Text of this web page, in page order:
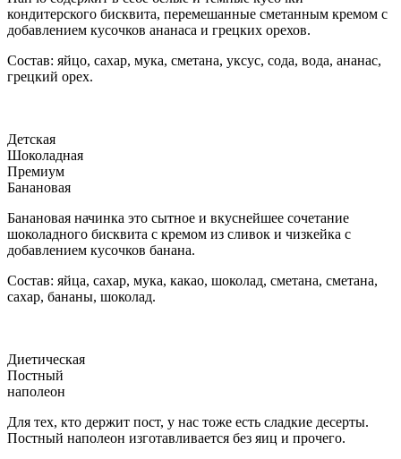
кондитерского бисквита, перемешанные сметанным кремом с
добавлением кусочков ананаса и грецких орехов.
Состав: яйцо, сахар, мука, сметана, уксус, сода, вода, ананас,
грецкий орех.
Детская
Шоколадная
Премиум
Банановая
Банановая начинка это сытное и вкуснейшее сочетание
шоколадного бисквита с кремом из сливок и чизкейка с
добавлением кусочков банана.
Состав: яйца, сахар, мука, какао, шоколад, сметана, сметана,
сахар, бананы, шоколад.
Диетическая
Постный
наполеон
Для тех, кто держит пост, у нас тоже есть сладкие десерты.
Постный наполеон изготавливается без яиц и прочего.